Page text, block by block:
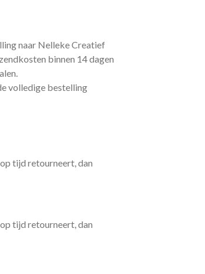
naar Nelleke Creatief
binnen 14 dagen
volledige bestelling
tijd retourneert, dan
tijd retourneert, dan